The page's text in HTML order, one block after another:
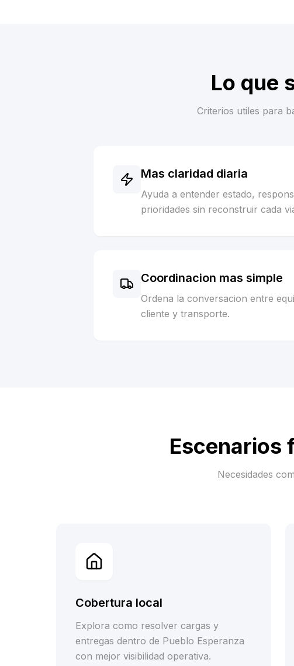
Lo que
Criterios utiles para
Mas claridad diaria
Ayuda a entender estado,
prioridades sin reconstruir cada
Coordinacion mas simple
Ordena la conversacion entre
cliente y transporte.
Escenarios
Necesidades
Cobertura local
Explora como resolver cargas y
entregas dentro de Pueblo Esperanza
con mejor visibilidad operativa.